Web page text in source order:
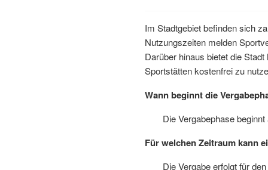
Im Stadtgebiet befinden sich
Nutzungszeiten melden
Darüber hinaus bietet die
Sportstätten kostenfrei zu
Wann beginnt die
Die Vergabephase
Für welchen Zeitraum kann
Die Vergabe erfolgt für